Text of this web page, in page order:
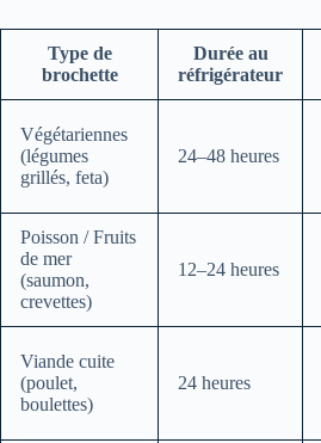
Type de
brochette
Durée au
réfrigérateur
Végétariennes
(légumes
grillés, feta)
24–48 heures
Poisson / Fruits
de mer
(saumon,
crevettes)
12–24 heures
Viande cuite
(poulet,
boulettes)
24 heures